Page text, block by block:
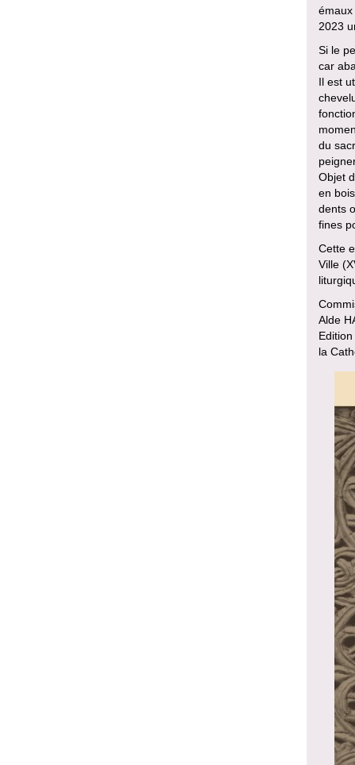
émaux
2023
Si le
car
Il est
du
Objet
en
dents
fines
Cette
Ville
Alde
la